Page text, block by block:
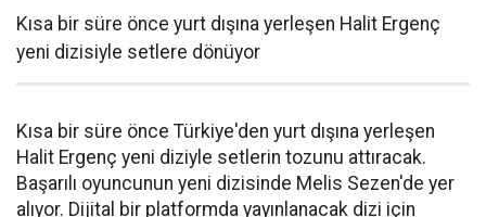
Kısa bir süre önce yurt dışına yerleşen Halit Ergenç
yeni dizisiyle setlere dönüyor
Kısa bir süre önce Türkiye'den yurt dışına yerleşen
Halit Ergenç yeni diziyle setlerin tozunu attıracak.
Başarılı oyuncunun yeni dizisinde Melis Sezen'de yer
alıyor. Dijital bir platformda yayınlanacak dizi için